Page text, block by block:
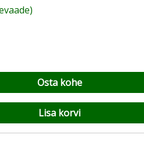
Osta kohe
Lisa korvi